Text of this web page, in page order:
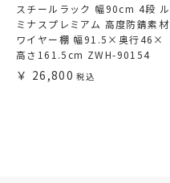
スチールラック 幅90cm 4段 ル
ミナスプレミアム 高度防錆素材
ワイヤー棚 幅91.5×奥行46×
高さ161.5cm ZWH-90154
26,800